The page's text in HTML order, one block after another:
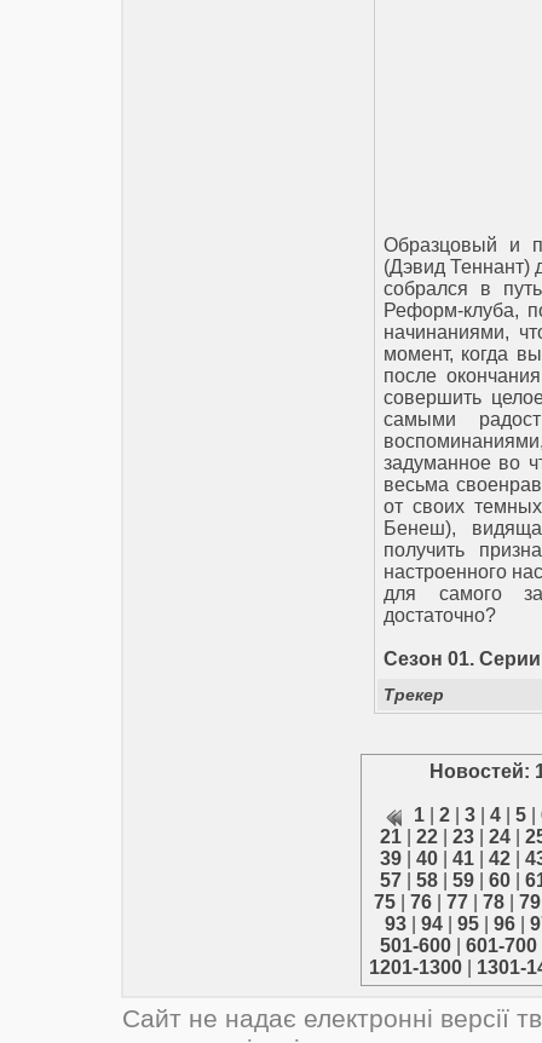
Образцовый и
(Дэвид Теннант)
собрался в
Реформ-клуба,
начинаниями,
момент, когда
после
совершить
самыми
задуманное во
весьма
от своих
Бенеш),
получить
настроенного
для самого
достаточно?
Сезон 01.
Трекер
Новостей:
1| 2| 3| 4| 5|
21
22 23 24
39
40 41 42
57
58 59 60
75
76 77 78 79
93| 94| 95| 96|
501-600
601-700
1201-1300| 1301-
Сайт не надає електронні версії